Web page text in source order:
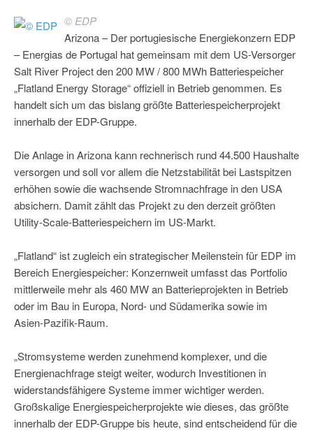
© EDP
Arizona – Der portugiesische Energiekonzern EDP
– Energias de Portugal hat gemeinsam mit dem US-Versorger
Salt River Project den 200 MW / 800 MWh Batteriespeicher
„Flatland Energy Storage“ offiziell in Betrieb genommen. Es
handelt sich um das bislang größte Batteriespeicherprojekt
innerhalb der EDP-Gruppe.
Die Anlage in Arizona kann rechnerisch rund 44.500 Haushalte
versorgen und soll vor allem die Netzstabilität bei Lastspitzen
erhöhen sowie die wachsende Stromnachfrage in den USA
absichern. Damit zählt das Projekt zu den derzeit größten
Utility-Scale-Batteriespeichern im US-Markt.
„Flatland“ ist zugleich ein strategischer Meilenstein für EDP im
Bereich Energiespeicher: Konzernweit umfasst das Portfolio
mittlerweile mehr als 460 MW an Batterieprojekten in Betrieb
oder im Bau in Europa, Nord- und Südamerika sowie im
Asien-Pazifik-Raum.
„Stromsysteme werden zunehmend komplexer, und die
Energienachfrage steigt weiter, wodurch Investitionen in
widerstandsfähigere Systeme immer wichtiger werden.
Großskalige Energiespeicherprojekte wie dieses, das größte
innerhalb der EDP-Gruppe bis heute, sind entscheidend für die